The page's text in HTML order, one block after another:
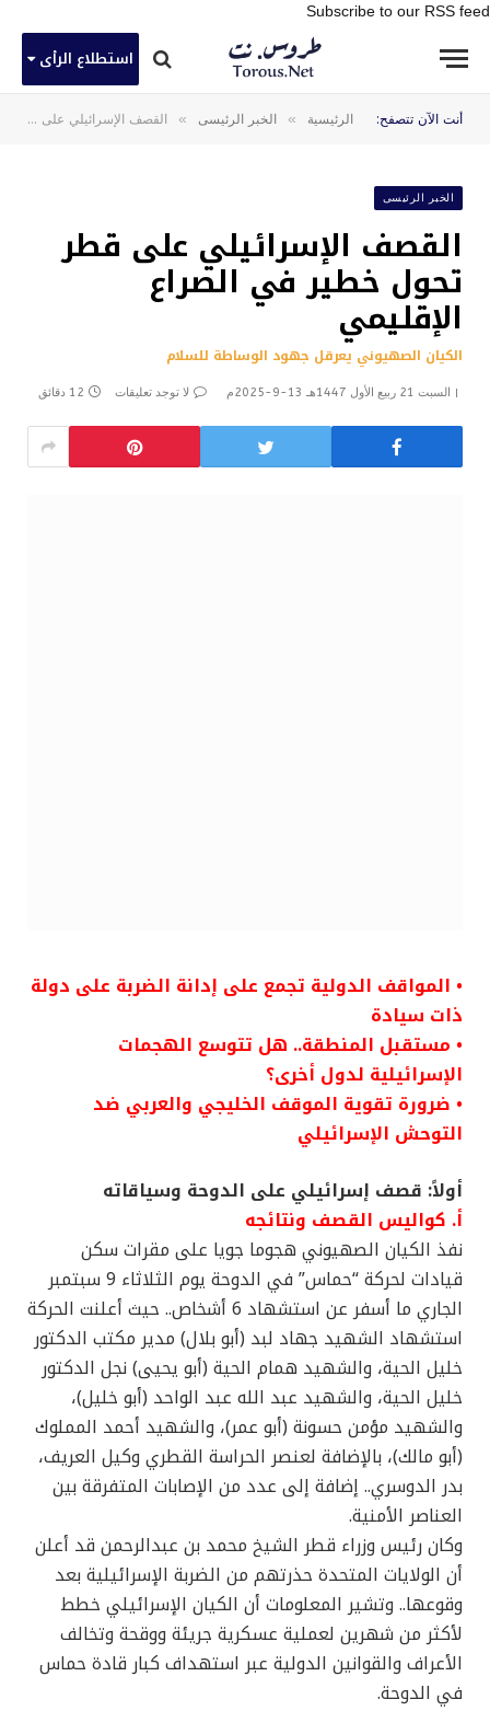
Subscribe to our RSS feed
استطلاع الرأى
أنت الآن تتصفح: الرئيسية » الخبر الرئيسى » القصف الإسرائيلي على قطر تحول خطير في الصراع الإقليمي
الخبر الرئيسى
القصف الإسرائيلي على قطر
تحول خطير في الصراع
الإقليمي
الكيان الصهيوني يعرقل جهود الوساطة للسلام
السبت 21 ربيع الأول 1447هـ 13-9-2025م لا توجد تعليقات 12 دقائق
• المواقف الدولية تجمع على إدانة الضربة على دولة
ذات سيادة
• مستقبل المنطقة.. هل تتوسع الهجمات
الإسرائيلية لدول أخرى؟
• ضرورة تقوية الموقف الخليجي والعربي ضد
التوحش الإسرائيلي
أولاً: قصف إسرائيلي على الدوحة وسياقاته
أ. كواليس القصف ونتائجه
نفذ الكيان الصهيوني هجوما جويا على مقرات سكن
قيادات لحركة “حماس” في الدوحة يوم الثلاثاء 9 سبتمبر
الجاري ما أسفر عن استشهاد 6 أشخاص.. حيث أعلنت الحركة
استشهاد الشهيد جهاد لبد (أبو بلال) مدير مكتب الدكتور
خليل الحية، والشهيد همام الحية (أبو يحيى) نجل الدكتور
خليل الحية، والشهيد عبد الله عبد الواحد (أبو خليل)،
والشهيد مؤمن حسونة (أبو عمر)، والشهيد أحمد المملوك
(أبو مالك)، بالإضافة لعنصر الحراسة القطري وكيل العريف،
بدر الدوسري.. إضافة إلى عدد من الإصابات المتفرقة بين
العناصر الأمنية.
وكان رئيس وزراء قطر الشيخ محمد بن عبدالرحمن قد أعلن
أن الولايات المتحدة حذرتهم من الضربة الإسرائيلية بعد
وقوعها.. وتشير المعلومات أن الكيان الإسرائيلي خطط
لأكثر من شهرين لعملية عسكرية جريئة ووقحة وتخالف
الأعراف والقوانين الدولية عبر استهداف كبار قادة حماس
في الدوحة.